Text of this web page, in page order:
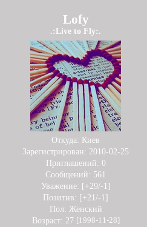
Lofy
.:Live to Fly:.
Откуда: Киев
Зарегистрирован: 2010-02-25
Приглашений: 0
Сообщений: 561
Уважение: [+29/-1]
Позитив: [+21/-1]
Пол: Женский
Возраст: 27 [1998-11-28]